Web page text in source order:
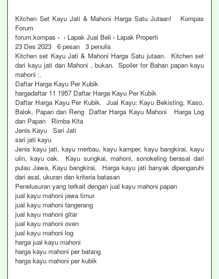
Kitchen Set Kayu Jati & Mahoni Harga Satu Jutaan! Kompas
Forum
forum.kompas › › Lapak Jual Beli › Lapak Properti
23 Des 2023 6 pesan ‎3 penulis
Kitchen set Kayu Jati & Mahoni Harga Satu jutaan. Kitchen set
dari kayu jati dan Mahoni , bukan. Spoiler for Bahan papan kayu
mahoni :.
Daftar Harga Kayu Per Kubik
hargadaftar 11 1957 Daftar Harga Kayu Per Kubik
Daftar Harga Kayu Per Kubik. Jual Kayu: Kayu Bekisting, Kaso,
Balok, Papan dan Reng Daftar Harga Kayu Mahoni Harga Log
dan Papan Rimba Kita
Jenis Kayu Sari Jati
sari jati kayu
Jenis kayu jati, kayu merbau, kayu kamper, kayu bangkirai, kayu
ulin, kayu oak. Kayu sungkai, mahoni, sonokeling berasal dari
pulau Jawa, Kayu bangkirai, Harga kayu jati banyak dipengaruhi
dari asal, ukuran dan kriteria batasan
Penelusuran yang terkait dengan jual kayu mahoni papan
jual kayu mahoni jawa timur
jual kayu mahoni tangerang
jual kayu mahoni gitar
jual kayu mahoni oven
jual kayu mahoni log
harga jual kayu mahoni
harga kayu mahoni per batang
harga kayu mahoni per kubik